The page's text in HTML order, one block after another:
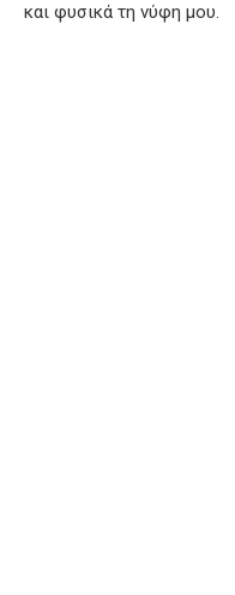
και φυσικά τη νύφη μου.